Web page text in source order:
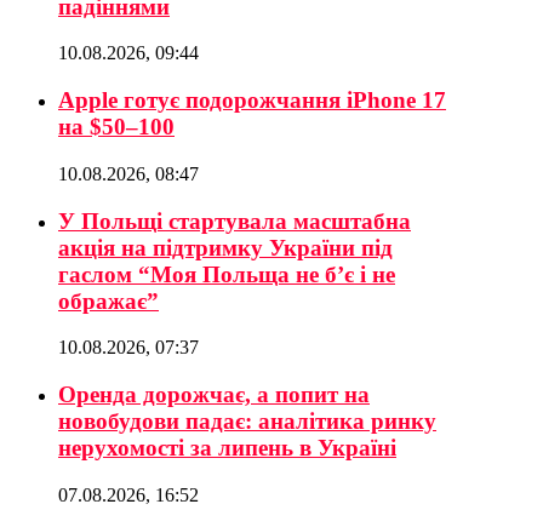
падіннями
10.08.2026, 09:44
Apple готує подорожчання iPhone 17
на $50–100
10.08.2026, 08:47
У Польщі стартувала масштабна
акція на підтримку України під
гаслом “Моя Польща не б’є і не
ображає”
10.08.2026, 07:37
Оренда дорожчає, а попит на
новобудови падає: аналітика ринку
нерухомості за липень в Україні
07.08.2026, 16:52